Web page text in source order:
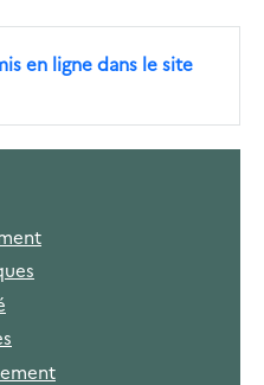
en ligne dans le site